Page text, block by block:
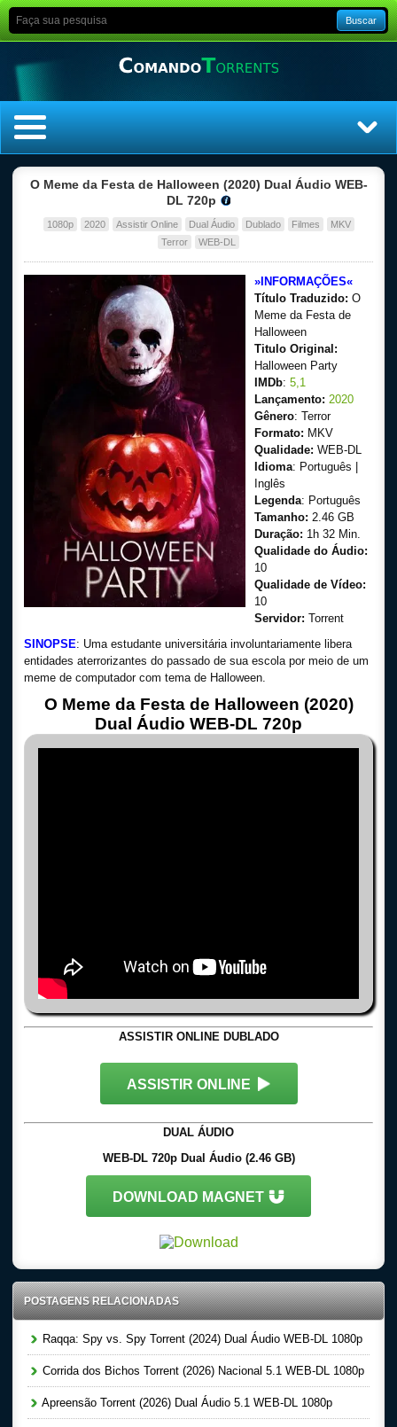
Buscar
Top Filmes
Filmes
Dublado
Legendado
O Meme da Festa de Halloween (2020) Dual Áudio WEB-
DL 720p
1080p 2020 Assistir Online Dual Áudio Dublado Filmes
MKV
Terror
WEB-DL
»INFORMAÇÕES«
Título Traduzido: O
Meme da Festa de
Halloween
Titulo Original:
Halloween Party
IMDb: 5,1
Lançamento: 2020
Gênero: Terror
Formato: MKV
Qualidade: WEB-DL
Idioma: Português |
Inglês
Legenda: Português
Tamanho: 2.46 GB
Duração: 1h 32 Min.
Qualidade do Áudio:
10
Qualidade de Vídeo:
10
Servidor: Torrent
SINOPSE: Uma estudante universitária involuntariamente libera
entidades aterrorizantes do passado de sua escola por meio de um
meme de computador com tema de Halloween.
O Meme da Festa de Halloween (2020)
Dual Áudio WEB-DL 720p
ASSISTIR ONLINE DUBLADO
ASSISTIR ONLINE
DUAL ÁUDIO
WEB-DL 720p Dual Áudio (2.46 GB)
DOWNLOAD MAGNET
POSTAGENS RELACIONADAS
Raqqa: Spy vs. Spy Torrent (2024) Dual Áudio WEB-DL 1080p
Corrida dos Bichos Torrent (2026) Nacional 5.1 WEB-DL 1080p
Apreensão Torrent (2026) Dual Áudio 5.1 WEB-DL 1080p